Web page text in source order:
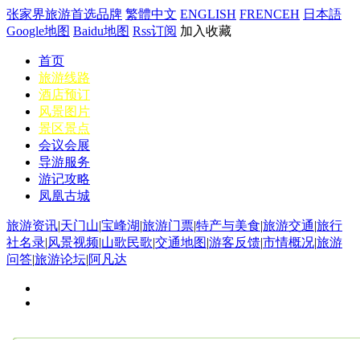
张家界旅游首选品牌 繁體中文 ENGLISH FRENCEH 日本語
Google地图 Baidu地图 Rss订阅 加入收藏
首页
旅游线路
酒店预订
风景图片
景区景点
会议会展
导游服务
游记攻略
凤凰古城
旅游资讯|天门山|宝峰湖|旅游门票|特产与美食|旅游交通|旅行
社名录|风景视频|山歌民歌|交通地图|游客反馈|市情概况|旅游
问答|旅游论坛|阿凡达